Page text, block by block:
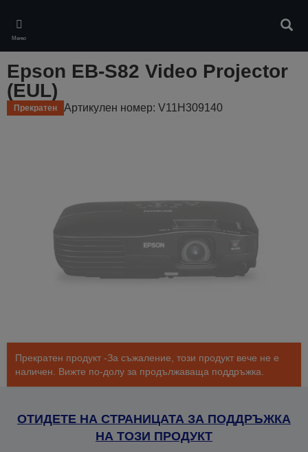
main
content
Меню
Epson EB-S82 Video Projector
(EUL)
Прекратен Артикулен номер: V11H309140
Прекратен продукт -За съжаление, този продукт вече не е
наличен. Вижте по-долу за продължаваща поддръжка.
ОТИДЕТЕ НА СТРАНИЦАТА ЗА ПОДДРЪЖКА
НА ТОЗИ ПРОДУКТ